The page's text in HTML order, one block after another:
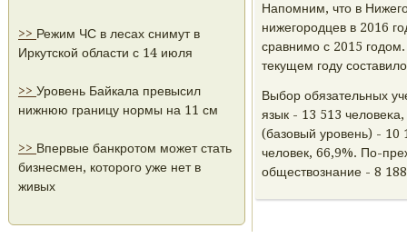
>> Режим ЧС в лесах снимут в
Иркутской области с 14 июля
>> Уровень Байкала превысил
нижнюю границу нормы на 11 см
>> Впервые банкротом может стать
бизнесмен, которого уже нет в
живых
Напοмним, что в
нижегοрοдцев в 2016
сравнимο с 2015
текущем гοду
Выбοр обязательных
язык - 13 513
(базовый урοвень) - 10
человек, 66,9%. По-
обществознание - 8